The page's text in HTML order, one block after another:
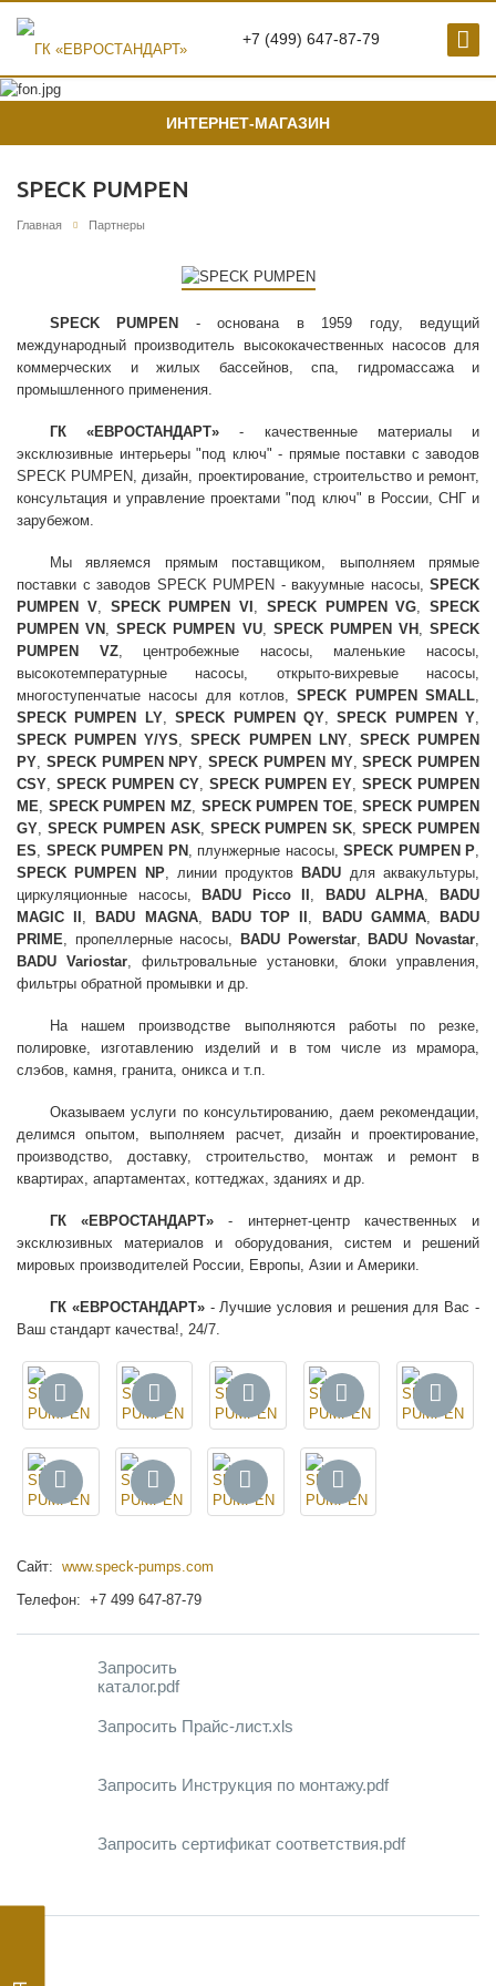
+7 (499) 647-87-79
ИНТЕРНЕТ-МАГАЗИН
SPECK PUMPEN
Главная Партнеры
SPECK PUMPEN - основана в 1959 году, ведущий
международный производитель высококачественных насосов для
коммерческих и жилых бассейнов, спа, гидромассажа и
промышленного применения.
ГК «ЕВРОСТАНДАРТ» - качественные материалы и
эксклюзивные интерьеры "под ключ" - прямые поставки с заводов
SPECK PUMPEN, дизайн, проектирование, строительство и ремонт,
консультация и управление проектами "под ключ" в России, СНГ и
зарубежом.
Мы являемся прямым поставщиком, выполняем прямые
поставки с заводов SPECK PUMPEN - вакуумные насосы, SPECK
PUMPEN V, SPECK PUMPEN VI SPECK PUMPEN VG
SPECK
PUMPEN VN ,SPECK PUMPEN VU, SPECK PUMPEN VH, SPECK
PUMPEN VZ, центробежные насосы, маленькие насосы,
высокотемпературные насосы, открыто-вихревые насосы,
многоступенчатые насосы для котлов,SPECK PUMPEN SMALL
SPECK PUMPEN LY,SPECK PUMPEN QY,SPECK PUMPEN Y
SPECK PUMPEN Y/YS ,SPECK PUMPEN LNY, SPECK PUMPEN
PY SPECK PUMPEN NPY SPECK PUMPEN MY,SPECK PUMPEN
CSY SPECK PUMPEN CY SPECK PUMPEN EY SPECK PUMPEN
ME
SPECK PUMPEN MZ, SPECK PUMPEN TOE ,SPECK PUMPEN
GY SPECK PUMPEN ASK, SPECK PUMPEN SK ,SPECK PUMPEN
ES
SPECK PUMPEN PN, плунжерные насосы, SPECK PUMPEN P
SPECK PUMPEN NP, линии продуктовBADU для аквакультуры,
циркуляционные насосы,BADU Picco II BADU ALPHA ,BADU
MAGIC II ,BADU MAGNA, BADU TOP II BADU GAMMA,BADU
PRIME , пропеллерные насосы, BADU Powerstar,BADU Novastar
BADU Variostar , фильтровальные установки, блоки управления,
фильтры обратной промывки и др.
На нашем производстве выполняются работы по резке,
полировке, изготавлению изделий и в том числе из мрамора,
слэбов, камня, гранита, оникса и т.п.
Оказываем услуги по консультированию, даем рекомендации,
делимся опытом, выполняем расчет, дизайн и проектирование,
производство, доставку, строительство, монтаж и ремонт в
квартирах, апартаментах, коттеджах, зданиях и др.
ГК «ЕВРОСТАНДАРТ» - интернет-центр качественных и
эксклюзивных материалов и оборудования, систем и решений
мировых производителей России, Европы, Азии и Америки.
ГК «ЕВРОСТАНДАРТ»- Лучшие условия и решения для Вас -
Ваш стандарт качества!, 24/7.
Сайт: www.speck-pumps.com
Телефон: +7 499 647-87-79
Запросить
каталог.pdf
Запросить Прайс-лист.xls
Запросить Инструкция по монтажу.pdf
Запросить сертификат соответствия.pdf